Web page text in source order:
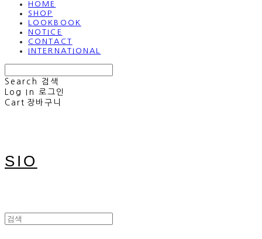
HOME
SHOP
LOOKBOOK
NOTICE
CONTACT
INTERNATIONAL
Search
검색
Log In
로그인
Cart 장바구니
SIO